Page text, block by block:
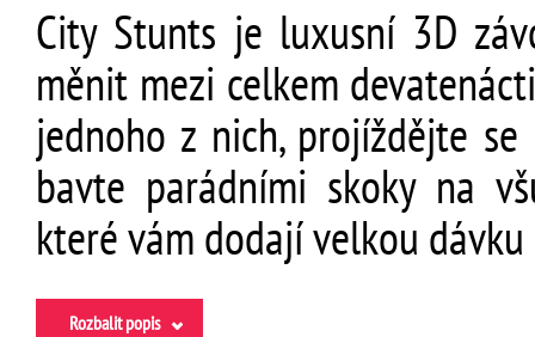
City Stunts je luxusní 3D
měnit mezi celkem
jednoho z nich, projíždějte
bavte parádními skoky na
které vám dodají velkou
Rozbalit popis